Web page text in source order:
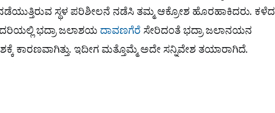
ಸ್ಥಳ ಪರಿಶೀಲನೆ ನಡೆಸಿ ತಮ್ಮ ಆಕ್ರೋಶ ಹೊರಹಾಕಿದರು. ಕಳೆದ
ಭದ್ರಾ ಜಲಾಶಯ ದಾವಣಗೆರೆ ಸೇರಿದಂತೆ ಭದ್ರಾ ಜಲಾನಯನ
ಕಾರಣವಾಗಿತ್ತು. ಇದೀಗ ಮತ್ತೊಮ್ಮೆ ಅದೇ ಸನ್ನಿವೇಶ ತಯಾರಾಗಿದೆ.